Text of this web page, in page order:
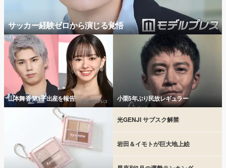
サッカー経験ゼロから演じる覚悟
山本舞香 第1子出産を報告 小栗5年ぶり民放レギュラー
光GENJI サブスク解禁
岩田＆イモトが巨大地上絵